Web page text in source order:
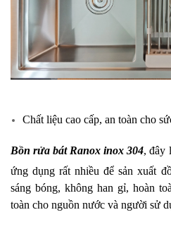
Chất liệu cao cấp, an toàn cho
Bồn rửa bát Ranox inox 304, đây
ứng dụng rất nhiều để sản xuất
sáng bóng, không han gỉ, hoàn
toàn cho nguồn nước và người sử